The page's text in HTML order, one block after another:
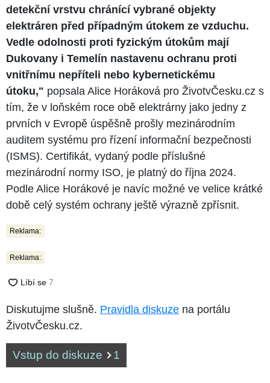
detekční vrstvu chránící vybrané objekty
elektráren před případným útokem ze vzduchu.
Vedle odolnosti proti fyzickým útokům mají
Dukovany i Temelín nastavenu ochranu proti
vnitřnímu nepříteli nebo kybernetickému
útoku," popsala Alice Horáková pro ŽivotvČesku.cz s
tím, že v loňském roce obě elektrárny jako jedny z
prvních v Evropě úspěšně prošly mezinárodním
auditem systému pro řízení informační bezpečnosti
(ISMS). Certifikát, vydaný podle příslušné
mezinárodní normy ISO, je platný do října 2024.
Podle Alice Horákové je navíc možné ve velice krátké
době celý systém ochrany ještě výrazně zpřísnit.
Reklama:
Reklama:
Diskutujme slušně. Pravidla diskuze na portálu
ŽivotvČesku.cz.
Vstup do diskuze 1